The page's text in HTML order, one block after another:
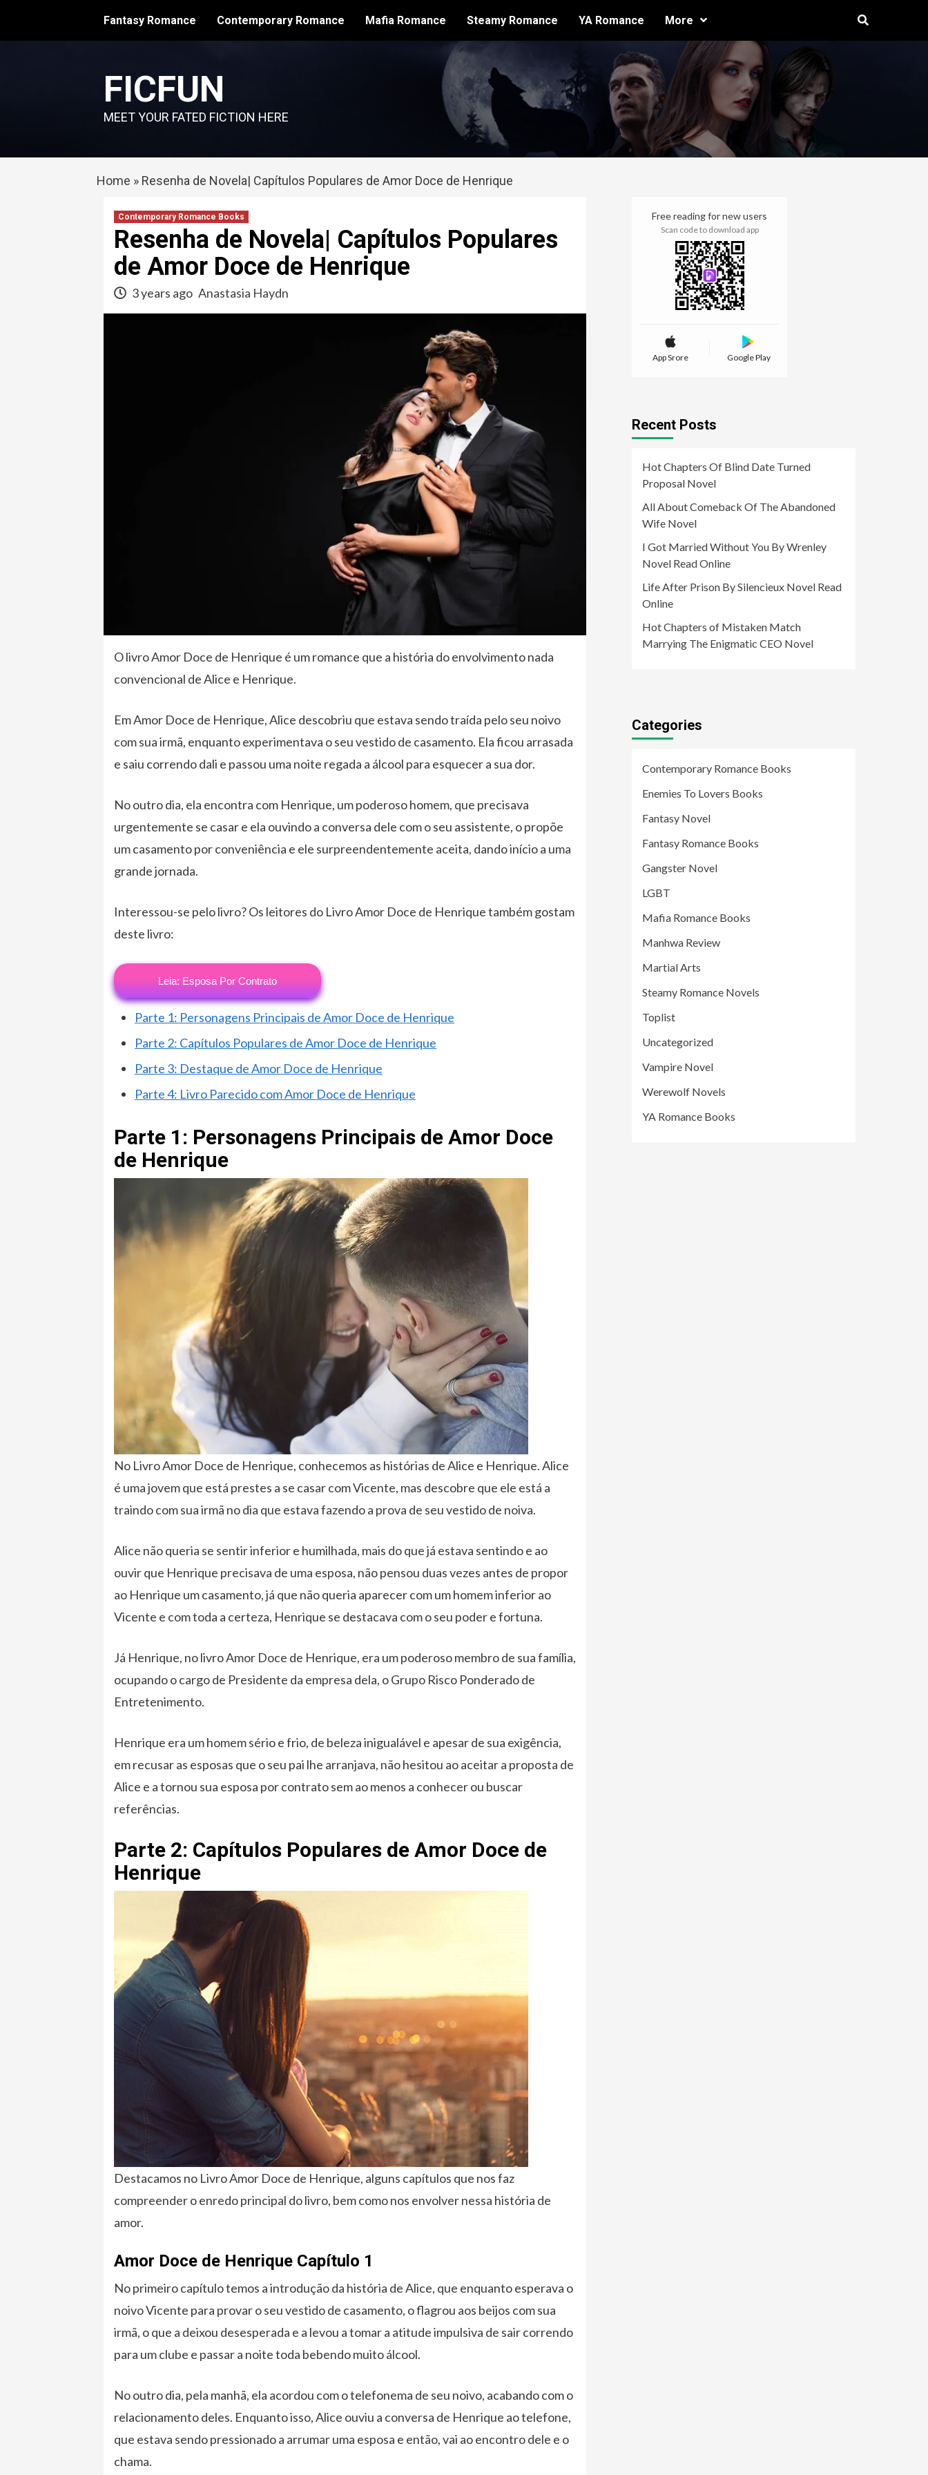
content
Fantasy Romance Contemporary Romance Mafia Romance Steamy Romance YA Romance More
FICFUN
MEET YOUR FATED FICTION HERE
Home » Resenha de Novela| Capítulos Populares de Amor Doce de Henrique
Contemporary Romance Books
Resenha de Novela| Capítulos Populares
de Amor Doce de Henrique
3 years ago Anastasia Haydn
O livro Amor Doce de Henrique é um romance que a história do envolvimento nada
convencional de Alice e Henrique.
Em Amor Doce de Henrique, Alice descobriu que estava sendo traída pelo seu noivo
com sua irmã, enquanto experimentava o seu vestido de casamento. Ela ficou arrasada
e saiu correndo dali e passou uma noite regada a álcool para esquecer a sua dor.
No outro dia, ela encontra com Henrique, um poderoso homem, que precisava
urgentemente se casar e ela ouvindo a conversa dele com o seu assistente, o propõe
um casamento por conveniência e ele surpreendentemente aceita, dando início a uma
grande jornada.
Interessou-se pelo livro? Os leitores do Livro Amor Doce de Henrique também gostam
deste livro:
Leia: Esposa Por Contrato
Parte 1: Personagens Principais de Amor Doce de Henrique
Parte 2: Capítulos Populares de Amor Doce de Henrique
Parte 3: Destaque de Amor Doce de Henrique
Parte 4: Livro Parecido com Amor Doce de Henrique
Parte 1: Personagens Principais de Amor Doce
de Henrique
No Livro Amor Doce de Henrique, conhecemos as histórias de Alice e Henrique. Alice
é uma jovem que está prestes a se casar com Vicente, mas descobre que ele está a
traindo com sua irmã no dia que estava fazendo a prova de seu vestido de noiva.
Alice não queria se sentir inferior e humilhada, mais do que já estava sentindo e ao
ouvir que Henrique precisava de uma esposa, não pensou duas vezes antes de propor
ao Henrique um casamento, já que não queria aparecer com um homem inferior ao
Vicente e com toda a certeza, Henrique se destacava com o seu poder e fortuna.
Já Henrique, no livro Amor Doce de Henrique, era um poderoso membro de sua família,
ocupando o cargo de Presidente da empresa dela, o Grupo Risco Ponderado de
Entretenimento.
Henrique era um homem sério e frio, de beleza inigualável e apesar de sua exigência,
em recusar as esposas que o seu pai lhe arranjava, não hesitou ao aceitar a proposta de
Alice e a tornou sua esposa por contrato sem ao menos a conhecer ou buscar
referências.
Parte 2: Capítulos Populares de Amor Doce de
Henrique
Destacamos no Livro Amor Doce de Henrique, alguns capítulos que nos faz
compreender o enredo principal do livro, bem como nos envolver nessa história de
amor.
Amor Doce de Henrique Capítulo 1
No primeiro capítulo temos a introdução da história de Alice, que enquanto esperava o
noivo Vicente para provar o seu vestido de casamento, o flagrou aos beijos com sua
irmã, o que a deixou desesperada e a levou a tomar a atitude impulsiva de sair correndo
para um clube e passar a noite toda bebendo muito álcool.
No outro dia, pela manhã, ela acordou com o telefonema de seu noivo, acabando com o
relacionamento deles. Enquanto isso, Alice ouviu a conversa de Henrique ao telefone,
que estava sendo pressionado a arrumar uma esposa e então, vai ao encontro dele e o
chama.
Free reading for new users
Scan code to download app
App Srore Google Play
Recent Posts
Hot Chapters Of Blind Date Turned
Proposal Novel
All About Comeback Of The Abandoned
Wife Novel
I Got Married Without You By Wrenley
Novel Read Online
Life After Prison By Silencieux Novel Read
Online
Hot Chapters of Mistaken Match
Marrying The Enigmatic CEO Novel
Categories
Contemporary Romance Books
Enemies To Lovers Books
Fantasy Novel
Fantasy Romance Books
Gangster Novel
LGBT
Mafia Romance Books
Manhwa Review
Martial Arts
Steamy Romance Novels
Toplist
Uncategorized
Vampire Novel
Werewolf Novels
YA Romance Books